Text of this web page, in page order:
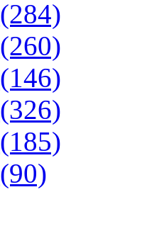
(284)
(260)
(146)
(326)
(185)
(90)